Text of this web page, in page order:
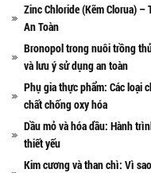
Zinc Chloride (Kẽm Clorua)
An Toàn
Bronopol trong nuôi trồng
và lưu ý sử dụng an toàn
Phụ gia thực phẩm: Các loại
chất chống oxy hóa
Dầu mỏ và hóa dầu: Hành
thiết yếu
Kim cương và than chì: Vì